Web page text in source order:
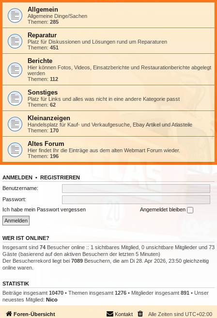
h
Allgemein
Allgemeine Dinge/Sachen
Themen: 285
Reparatur
Platz für Diskussionen und Lösungen rund um Reparaturen
Themen: 451
Berichte
Hier können Fotos, Videos, Einsatzberichte und Restaurationberichte abgelegt
werden
Themen: 112
Sonstiges
Platz für Links und alles was nicht in eine andere Kategorie passt
Themen: 62
Kleinanzeigen
Handelsplatz für Kauf- und Verkaufgesuche, Ebay Artikel und Atlasteile
Themen: 170
Altes Forum
Hier findet Ihr die Einträge aus dem alten Webmart Forum wieder.
Themen: 196
ANMELDEN • REGISTRIEREN
Benutzername:
Passwort:
Ich habe mein Passwort vergessen
Angemeldet bleiben
WER IST ONLINE?
Insgesamt sind 74 Besucher online :: 1 sichtbares Mitglied, 0 unsichtbare Mitglieder und 73
Gäste (basierend auf den aktiven Besuchern der letzten 5 Minuten)
Der Besucherrekord liegt bei 7089 Besuchern, die am Di 28. Apr 2026, 23:50 gleichzeitig
online waren.
STATISTIK
Beiträge insgesamt 10470 • Themen insgesamt 1276 • Mitglieder insgesamt 891 • Unser
neuestes Mitglied: Nico
Foren-Übersicht Alle Zeiten sind UTC+02:00
Kontakt